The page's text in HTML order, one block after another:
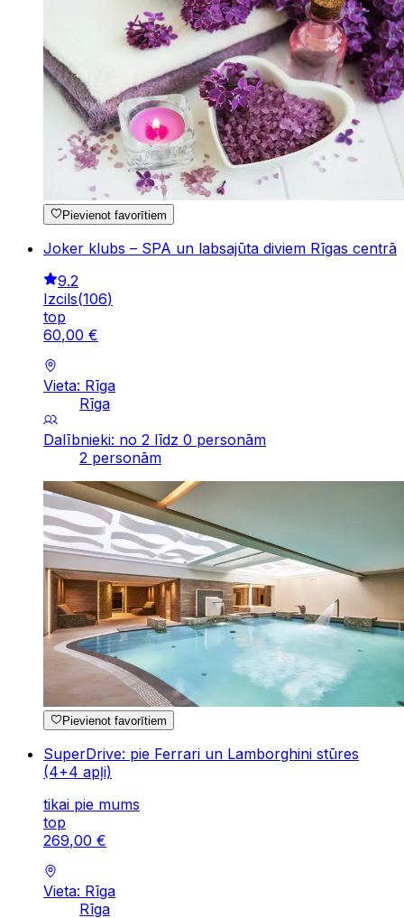
Pievienot favorītiem
Joker klubs – SPA un labsajūta diviem Rīgas centrā
9.2
Izcils(106)
top
60,00 €
Vieta: Rīga
Rīga
Dalībnieki: no 2 līdz 0 personām
2 personām
Pievienot favorītiem
SuperDrive: pie Ferrari un Lamborghini stūres
(4+4 apļi)
tikai pie mums
top
269,00 €
Vieta: Rīga
Rīga